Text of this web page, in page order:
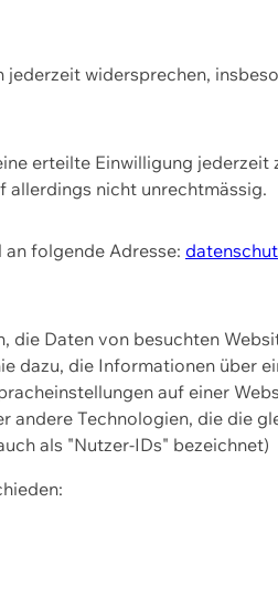
widersprechen,
erteilte Einwilligung
allerdings nicht unrechtmässig.
an folgende Adresse:
Daten von besuchten
dazu, die Informationen über
auf einer
Technologien, die die
als "Nutzer-IDs" bezeichnet)